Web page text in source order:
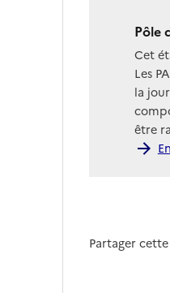
Pôle
Cet
Les
la
être
Partager